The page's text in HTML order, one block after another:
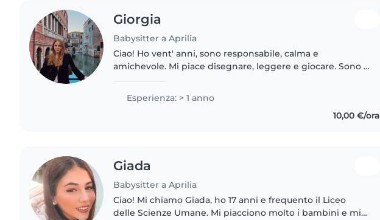
Giorgia
Babysitter a Aprilia
Ciao! Ho vent' anni, sono responsabile, calma e
amichevole. Mi piace disegnare, leggere e giocare. Sono a
aiutare con i compiti...
Esperienza: > 1 anno
10,00 €/ora
Giada
Babysitter a Aprilia
Ciao! Mi chiamo Giada, ho 17 anni e frequento il Liceo
delle Scienze Umane. Mi piacciono molto i bambini e mi